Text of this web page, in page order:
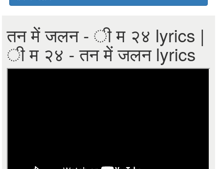
तन में जलन - ी म २४ lyrics |
ी म २४ - तन में जलन lyrics